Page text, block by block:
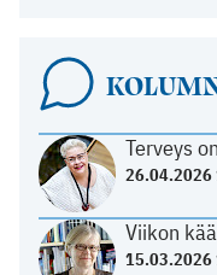
Terveys
26.04.2026
Viikon
15.03.2026